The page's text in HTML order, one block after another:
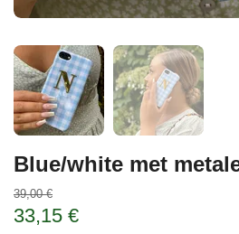
Blue/white met
39,00 €
33,15 €